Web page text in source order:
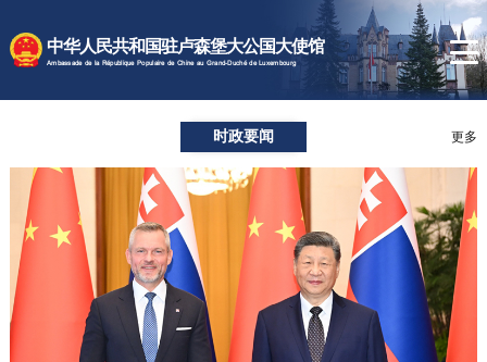
中华人民共和国驻卢森堡大公国大使馆
Ambassade de la République Populaire de Chine au Grand-Duché de Luxembourg
使馆速递
卢森堡概况
领事服务
时政要闻 更多